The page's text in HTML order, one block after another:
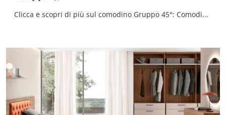
Clicca e scopri di più sul comodino Gruppo 45°: Comodini e cassettiere di Maronese sono ideali per spazi moderni.